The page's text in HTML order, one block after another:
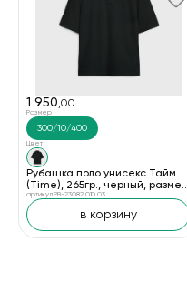
1 950,00
Размер
300/10/400
Цвет
Рубашка поло унисекс Тайм
(Time), 265гр., черный, размер
XL/2XL
артикул PB-23082.010.03
в корзину